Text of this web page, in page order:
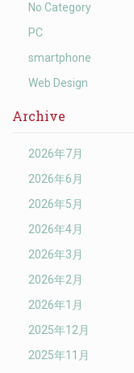
No Category
PC
smartphone
Web Design
Archive
2026年7月
2026年6月
2026年5月
2026年4月
2026年3月
2026年2月
2026年1月
2025年12月
2025年11月